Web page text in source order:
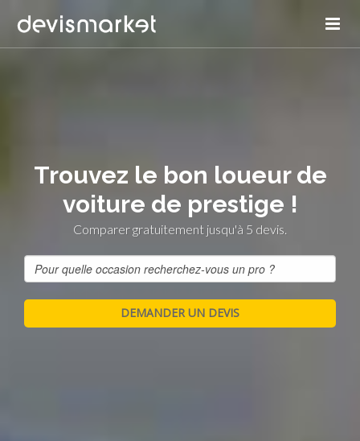
Trouvez le bon loueur de
voiture de prestige !
Comparer gratuitement jusqu'à 5 devis.